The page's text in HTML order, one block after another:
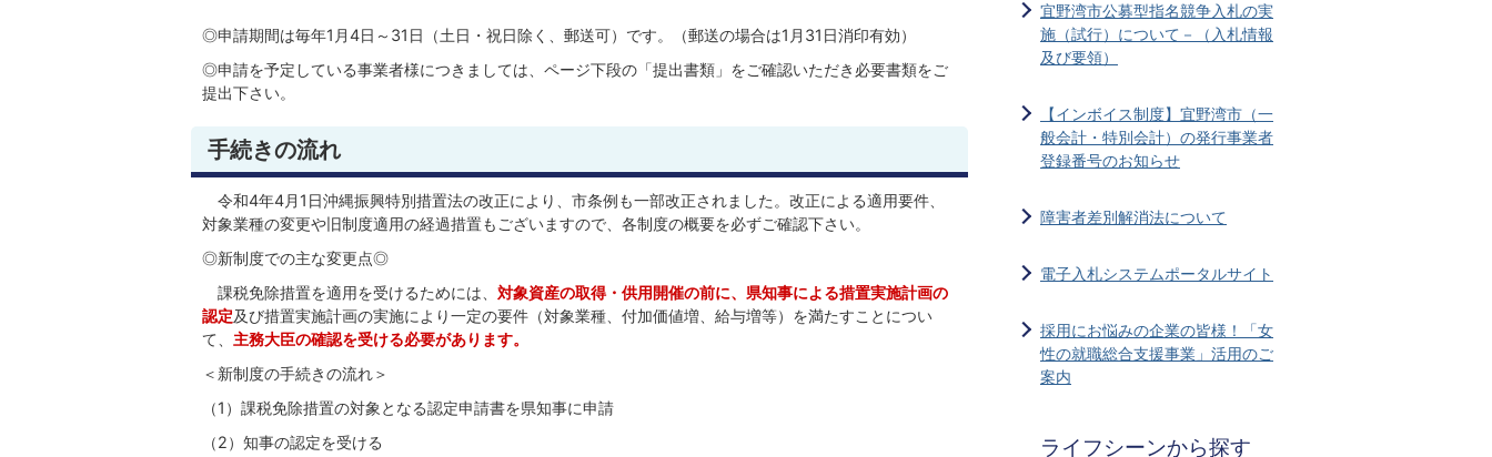
◎申請期間は毎年1月4日～31日（土日・祝日除く、郵送可）です。（郵送の場合は1月31日消印有効）
◎申請を予定している事業者様につきましては、ページ下段の「提出書類」をご確認いただき必要書類をご
提出下さい。
手続きの流れ
令和4年4月1日沖縄振興特別措置法の改正により、市条例も一部改正されました。改正による適用要件、
対象業種の変更や旧制度適用の経過措置もございますので、各制度の概要を必ずご確認下さい。
◎新制度での主な変更点◎
課税免除措置を適用を受けるためには、 対象資産の取得・供用開催の前に、 県知事による措置実施計画の
認定及び措置実施計画の実施により一定の要件（対象業種、付加価値増、給与増等）を満たすことについ
て、 主務大臣の確認を受ける必要があります。
＜新制度の手続きの流れ＞
（1）課税免除措置の対象となる認定申請書を県知事に申請
（2）知事の認定を受ける
宜野湾市公募型指名競争入札の実
施（試行）について－（入札情報
及び要領）
【インボイス制度】宜野湾市（一
般会計・特別会計）の発行事業者
登録番号のお知らせ
障害者差別解消法について
電子入札システムポータルサイト
採用にお悩みの企業の皆様！「女
性の就職総合支援事業」活用のご
案内
ライフシーンから探す